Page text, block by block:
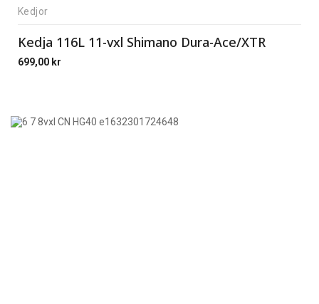
Kedjor
Kedja 116L 11-vxl Shimano Dura-Ace/XTR
699,00 kr